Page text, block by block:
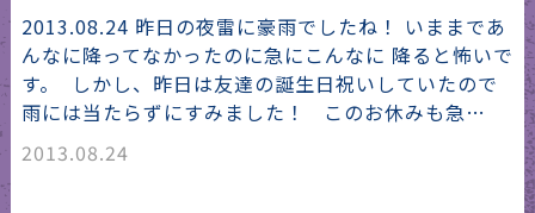
2013.08.24 昨日の夜雷に豪雨でしたね！ いままであ
んなに降ってなかったのに急にこんなに 降ると怖いで
す。 しかし、昨日は友達の誕生日祝いしていたので
雨には当たらずにすみました！ このお休みも急…
2013.08.24